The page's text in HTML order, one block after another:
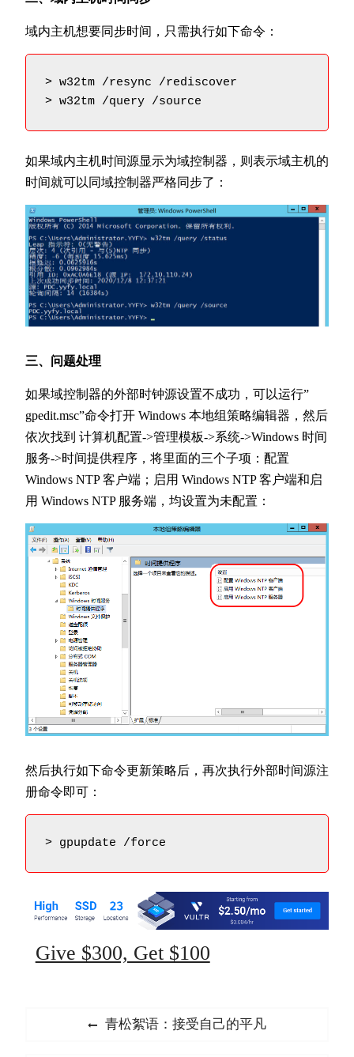
域内主机想要同步时间，只需执行如下命令：
> w32tm /resync /rediscover
> w32tm /query /source
如果域内主机时间源显示为域控制器，则表示域主机的
时间就可以同域控制器严格同步了：
三、问题处理
如果域控制器的外部时钟源设置不成功，可以运行”
gpedit.msc”命令打开 Windows 本地组策略编辑器，然后
依次找到 计算机配置->管理模板->系统->Windows 时间
服务->时间提供程序，将里面的三个子项：配置
Windows NTP 客户端；启用 Windows NTP 客户端和启
用 Windows NTP 服务端，均设置为未配置：
然后执行如下命令更新策略后，再次执行外部时间源注
册命令即可：
> gpupdate /force
Give $300, Get $100
Previous
青松絮语：接受自己的平凡